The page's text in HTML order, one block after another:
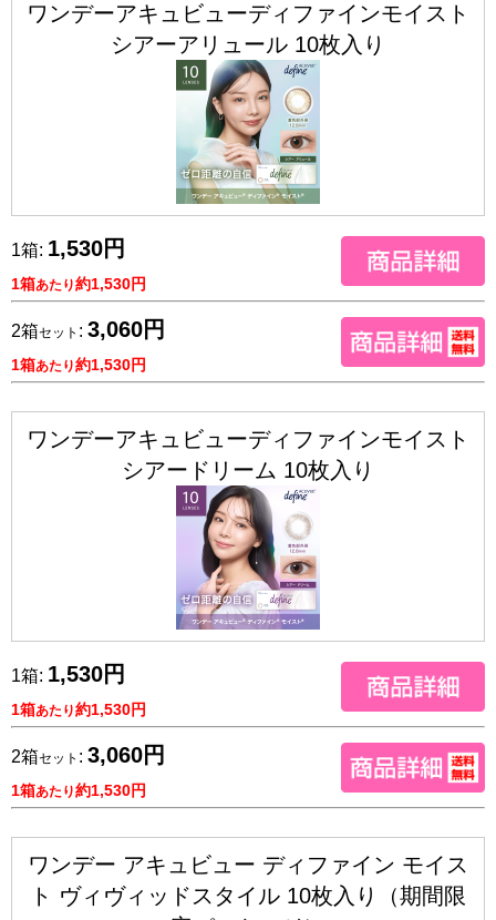
ワンデーアキュビューディファインモイスト
シアーアリュール 10枚入り
1箱: 1,530円
1箱あたり約1,530円
2箱セット : 3,060円
1箱あたり約1,530円
ワンデーアキュビューディファインモイスト
シアードリーム 10枚入り
1箱: 1,530円
1箱あたり約1,530円
2箱セット : 3,060円
1箱あたり約1,530円
ワンデー アキュビュー ディファイン モイス
ト ヴィヴィッドスタイル 10枚入り（期間限